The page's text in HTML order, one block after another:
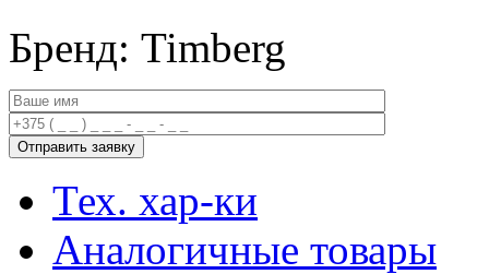
Бренд: Timberg
Тех. хар-ки
Аналогичные товары